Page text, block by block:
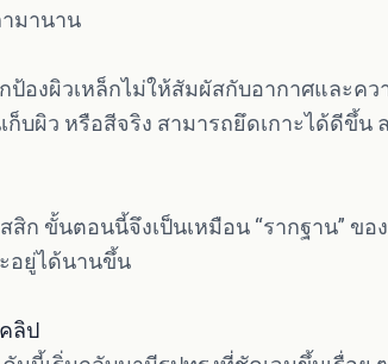
มานาน
ป้องผิวเหล็กไม่ให้สัมผัสกับอากาศและ
ก็บผิว หรือสีจริง สามารถยึดเกาะได้ดีขึ้
ก ขั้นตอนนี้จึงเป็นเหมือน “รากฐาน” ข
อยู่ได้นานขึ้น
ลิป